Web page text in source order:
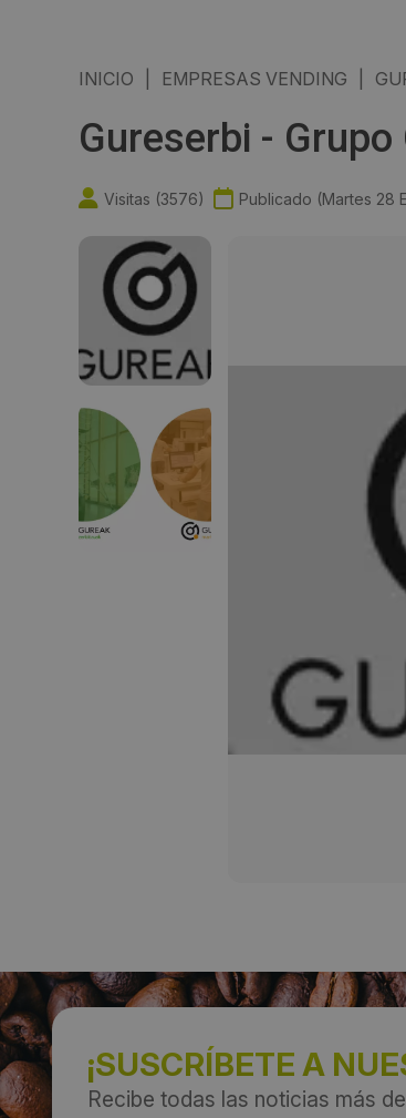
INICIO EMPRESAS VENDING
Gureserbi -
Visitas (3576) Publicado (Martes 28
¡SUSCRÍBETE A
Recibe todas las noticias más